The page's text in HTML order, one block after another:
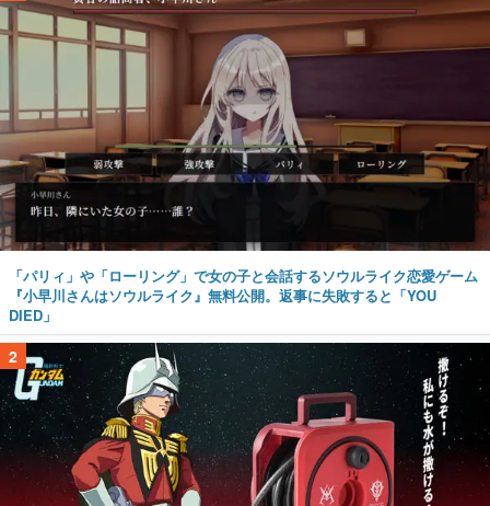
「パリィ」や「ローリング」で女の子と会話するソウルライク恋愛ゲーム
『小早川さんはソウルライク』無料公開。返事に失敗すると「YOU
DIED」
2